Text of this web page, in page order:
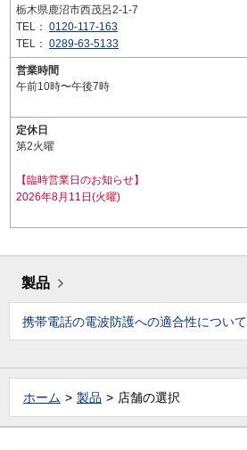
栃木県鹿沼市西茂呂2-1-7
TEL： 0120-117-163
TEL： 0289-63-5133
営業時間
午前10時〜午後7時
定休日
第2火曜
【臨時営業日のお知らせ】
2026年8月11日(火曜)
製品
携帯電話の電波防護への適合性について
ホーム 製品 店舗の選択